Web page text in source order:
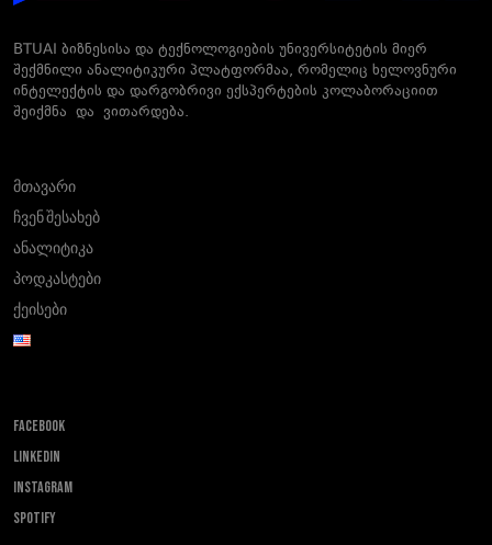
BTUAI ბიზნესისა და ტექნოლოგიების უნივერსიტეტის მიერ
შექმნილი ანალიტიკური პლატფორმაა, რომელიც ხელოვნური
ინტელექტის და დარგობრივი ექსპერტების კოლაბორაციით
შეიქმნა და ვითარდება.
მთავარი
ჩვენ შესახებ
ანალიტიკა
პოდკასტები
ქეისები
FACEBOOK
LINKEDIN
INSTAGRAM
SPOTIFY